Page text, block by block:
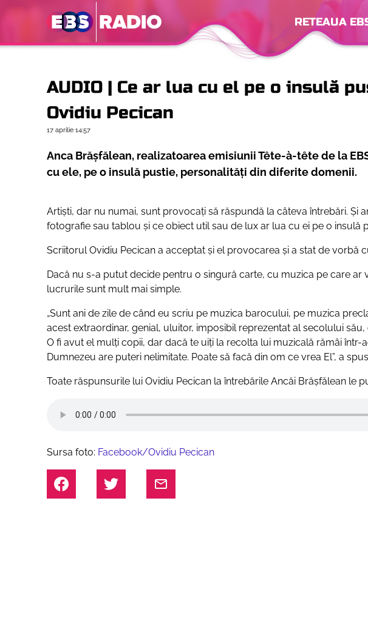
RETEAUA
AUDIO | Ce ar lua cu el pe o insulă
Ovidiu Pecican
17 aprilie 14:57
Anca Brășfălean, realizatoarea emisiunii Tête-à-tête de la
cu ele, pe o insulă pustie, personalități din diferite domenii.
Artiști, dar nu numai, sunt provocați să răspundă la câteva întrebări. Și
fotografie sau tablou și ce obiect util sau de lux ar lua cu ei pe o insulă
Scriitorul Ovidiu Pecican a acceptat și el provocarea și a stat de vorbă
Dacă nu s-a putut decide pentru o singură carte, cu muzica pe care ar
lucrurile sunt mult mai simple.
„Sunt ani de zile de când eu scriu pe muzica barocului, pe muzica
acest extraordinar, genial, uluitor, imposibil reprezentat al secolului
O fi avut el mulți copii, dar dacă te uiți la recolta lui muzicală rămâi într-
Dumnezeu are puteri nelimitate. Poate să facă din om ce vrea El”, a
Toate răspunsurile lui Ovidiu Pecican la întrebările Ancăi Brășfălean le
Sursa foto: Facebook/Ovidiu Pecican